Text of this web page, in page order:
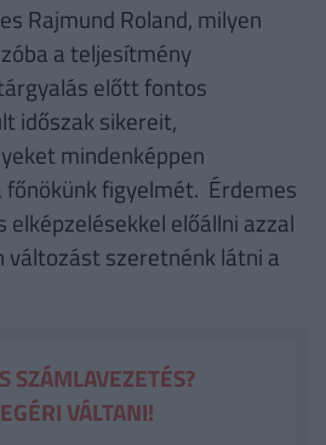
Rajmund Roland, milyen
a teljesítmény
előtt fontos
időszak sikereit,
mindenképpen
figyelmét. Érdemes
előállni azzal
változást szeretnénk látni a
SZÁMLAVEZETÉS?
VÁLTANI!